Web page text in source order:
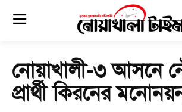
নোয়াখালী-৩ আসনে
প্রার্থী কিরনের